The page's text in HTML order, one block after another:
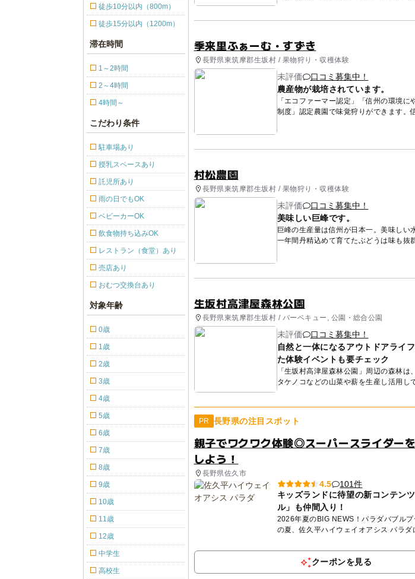
園」などもあり、様々なスポーツができ
季来里ふぁーむ・すずき
長野県東筑摩郡生坂村 / 果物狩り・収穫体験
未評価
口コミ募集中！
農産物が栽培されています。
「エコファーマー認定」「信州の環境に
制度」認定農園で味覚狩りができます。
ができる「季...
村松農園
長野県東筑摩郡生坂村 / 果物狩り・収穫体験
未評価
口コミ募集中！
美味しい巨峰です。
巨峰の生産量は信州が日本一。美味しい
一年間丹精込めて育てたぶどうは味も抜
の王様「巨峰...
生坂村高津屋森林公園
長野県東筑摩郡生坂村 / バーベキュー, 公園・総合公園
未評価
口コミ募集中！
自然と一体になるアウトドアライ
た体験イベントも要チェック
「生坂村高津屋森林公園」周辺の森林は
タケノコなどの山菜や薪を生産し活用し
かな森でゆったりと森林浴…トレッキン
PR 長野県の注目スポット
親子でワクワク体験◎スーパースライダー
しよう！
長野県佐久市
4.5
101件
キッズランドに待望の新コンテン
ル」も仲間入り！
2026年夏のBIG NEWS！パラダバブルプー
の夏、佐久平ハイウェイオアシス パラダ
クーポンを見る
徒歩10分以内（800m）
徒歩15分以内（1200m）
滞在時間
1～2時間
2～4時間
4時間～
こだわり条件
駐車場あり
授乳スペースあり
託児所あり
雨の日でもOK
ベビーカーOK
飲食物持ち込みOK
レストラン（食堂）あり
売店あり
おむつ交換台あり
対象年齢
0歳
1歳
2歳
3歳
4歳
5歳
6歳
7歳
8歳
9歳
10歳
11歳
12歳
中学生
高校生